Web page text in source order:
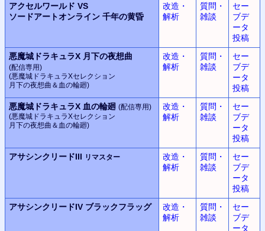
アクセルワールド VS
ソードアートオンライン 千年の黄昏
改造・
解析
質問・
雑談
セー
ブデ
ータ
投稿
悪魔城ドラキュラX 月下の夜想曲
(配信専用)
(悪魔城ドラキュラXセレクション
月下の夜想曲＆血の輪廻)
改造・
解析
質問・
雑談
セー
ブデ
ータ
投稿
悪魔城ドラキュラX 血の輪廻 (配信専用)
(悪魔城ドラキュラXセレクション
月下の夜想曲＆血の輪廻)
改造・
解析
質問・
雑談
セー
ブデ
ータ
投稿
アサシンクリードIII リマスター
改造・
解析
質問・
雑談
セー
ブデ
ータ
投稿
アサシンクリードIV ブラックフラッグ
改造・
解析
質問・
雑談
セー
ブデ
ータ